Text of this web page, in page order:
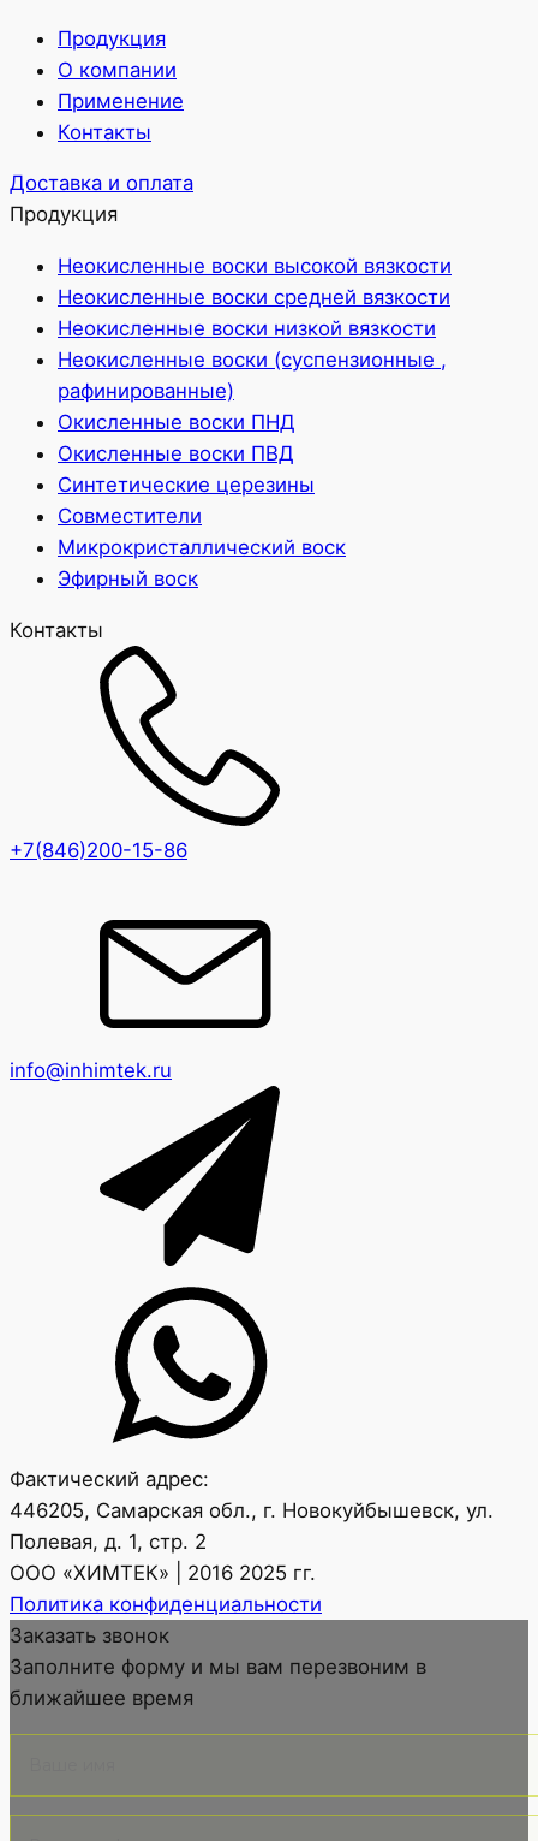
Продукция
О компании
Применение
Контакты
Доставка и оплата
Продукция
Неокисленные воски высокой вязкости
Неокисленные воски средней вязкости
Неокисленные воски низкой вязкости
Неокисленные воски (суспензионные ,
рафинированные)
Окисленные воски ПНД
Окисленные воски ПВД
Cинтетические церезины
Совместители
Микрокристаллический воск
Эфирный воск
Контакты
+7(846)200-15-86
info@inhimtek.ru
Фактический адрес:
446205, Самарская обл., г. Новокуйбышевск, ул.
Полевая, д. 1, стр. 2
ООО «ХИМТЕК» | 2016 2025 гг.
Политика конфиденциальности
Заказать звонок
Заполните форму и мы вам перезвоним в
ближайшее время